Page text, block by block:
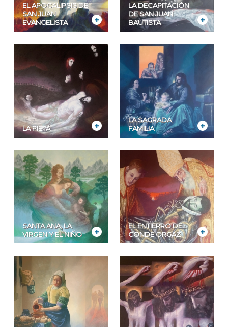
EL APOCALIPSIS DE
SAN JUAN
EVANGELISTA
LA DECAPITACIÓN
DE SAN JUAN
BAUTISTA
LA PIETÁ
LA SAGRADA
FAMILIA
SANTA ANA, LA
VIRGEN Y EL NIÑO
EL ENTIERRO DEL
CONDE ORGAZ